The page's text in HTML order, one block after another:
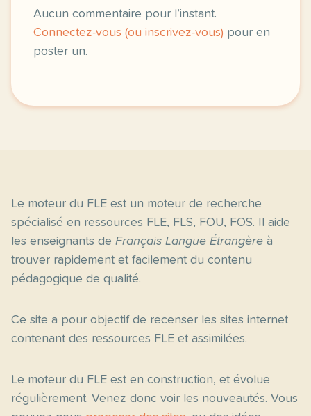
Aucun commentaire pour l’instant.
Connectez-vous (ou inscrivez-vous) pour en
poster un.
Le moteur du FLE est un moteur de recherche
spécialisé en ressources FLE, FLS, FOU, FOS. Il aide
les enseignants de Français Langue Étrangère à
trouver rapidement et facilement du contenu
pédagogique de qualité.
Ce site a pour objectif de recenser les sites internet
contenant des ressources FLE et assimilées.
Le moteur du FLE est en construction, et évolue
régulièrement. Venez donc voir les nouveautés. Vous